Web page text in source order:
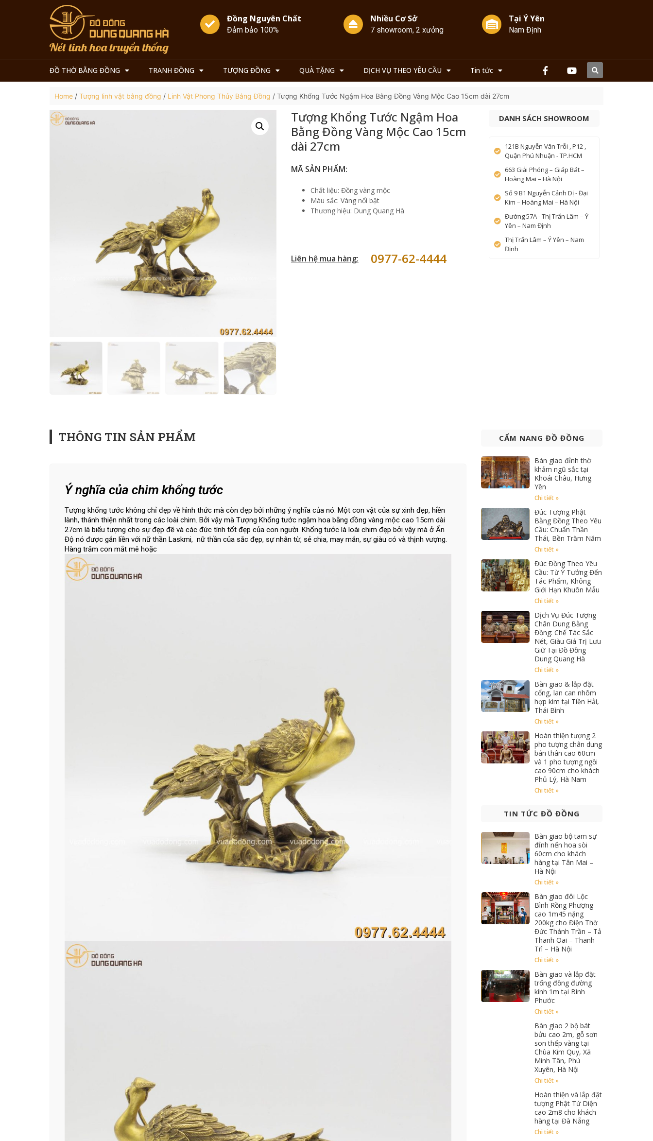
Đồng Nguyên Chất
Đảm bảo 100%
Nhiều Cơ Sở
7 showroom, 2 xưởng
Tại Ý Yên
Nam Định
ĐỒ THỜ BẰNG ĐỒNG TRANH ĐỒNG TƯỢNG ĐỒNG QUÀ TẶNG DỊCH VỤ THEO YÊU CẦU Tin tức
Home / Tượng linh vật bằng đồng / Linh Vật Phong Thủy Bằng Đồng / Tượng Khổng Tước Ngậm Hoa Bằng Đồng Vàng Mộc Cao 15cm dài 27cm
Tượng Khổng Tước Ngậm Hoa
Bằng Đồng Vàng Mộc Cao 15cm
dài 27cm
MÃ SẢN PHẨM:
Chất liệu: Đồng vàng mộc
Màu sắc: Vàng nổi bật
Thương hiệu: Dung Quang Hà
Liên hệ mua hàng: 0977-62-4444
DANH SÁCH SHOWROOM
121B Nguyễn Văn Trỗi , P12 ,
Quận Phú Nhuận - TP.HCM
663 Giải Phóng – Giáp Bát –
Hoàng Mai – Hà Nội
Số 9 B1 Nguyễn Cảnh Dị - Đại
Kim – Hoàng Mai – Hà Nội
Đường 57A - Thị Trấn Lâm – Ý
Yên – Nam Định
Thị Trấn Lâm – Ý Yên – Nam
Định
THÔNG TIN SẢN PHẨM
Ý nghĩa của chim khổng tước
Tượng khổng tước không chỉ đẹp về hình thức mà còn đẹp bởi những ý nghĩa của nó. Một con vật của sự xinh đẹp, hiền
lành, thánh thiện nhất trong các loài chim. Bởi vậy mà Tượng Khổng tước ngậm hoa bằng đồng vàng mộc cao 15cm dài
27cm là biểu tượng cho sự đẹp đẽ và các đức tính tốt đẹp của con người. Khổng tước là loài chim đẹp bởi vậy mà ở Ấn
Độ nó được gắn liền với nữ thần Laskmi, nữ thần của sắc đẹp, sự nhân từ, sẻ chia, may mắn, sự giàu có và thịnh vượng.
Hàng trăm con mắt mê hoặc
CẨM NANG ĐỒ ĐỒNG
Bàn giao đỉnh thờ
khảm ngũ sắc tại
Khoái Châu, Hưng
Yên
Chi tiết »
Đúc Tượng Phật
Bằng Đồng Theo Yêu
Cầu: Chuẩn Thần
Thái, Bền Trăm Năm
Chi tiết »
Đúc Đồng Theo Yêu
Cầu: Từ Ý Tưởng Đến
Tác Phẩm, Không
Giới Hạn Khuôn Mẫu
Chi tiết »
Dịch Vụ Đúc Tượng
Chân Dung Bằng
Đồng: Chế Tác Sắc
Nét, Giàu Giá Trị Lưu
Giữ Tại Đồ Đồng
Dung Quang Hà
Chi tiết »
Bàn giao & lắp đặt
cổng, lan can nhôm
hợp kim tại Tiền Hải,
Thái Bình
Chi tiết »
Hoàn thiện tượng 2
pho tượng chân dung
bán thân cao 60cm
và 1 pho tượng ngồi
cao 90cm cho khách
Phủ Lý, Hà Nam
Chi tiết »
TIN TỨC ĐỒ ĐỒNG
Bàn giao bộ tam sự
đỉnh nến hoa sòi
60cm cho khách
hàng tại Tân Mai –
Hà Nội
Chi tiết »
Bàn giao đôi Lộc
Bình Rồng Phượng
cao 1m45 nặng
200kg cho Điện Thờ
Đức Thánh Trần – Tả
Thanh Oai – Thanh
Trì – Hà Nội
Chi tiết »
Bàn giao và lắp đặt
trống đồng đường
kính 1m tại Bình
Phước
Chi tiết »
Bàn giao 2 bộ bát
bửu cao 2m, gỗ sơn
son thếp vàng tại
Chùa Kim Quy, Xã
Minh Tân, Phú
Xuyên, Hà Nội
Chi tiết »
Hoàn thiện và lắp đặt
tượng Phật Tứ Diện
cao 2m8 cho khách
hàng tại Đà Nẵng
Chi tiết »